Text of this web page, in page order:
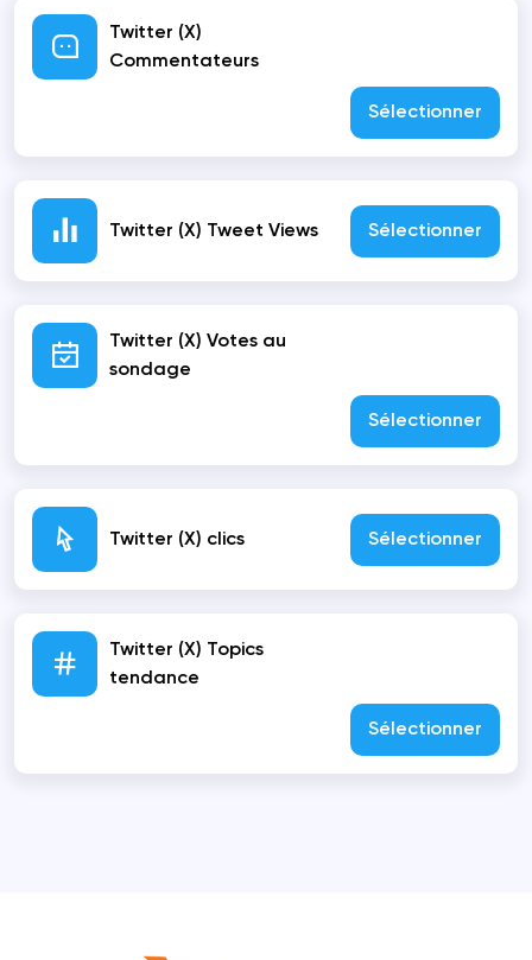
Twitter (X)
Commentateurs
Sélectionner
Twitter (X) Tweet Views Sélectionner
Twitter (X) Votes au
sondage
Sélectionner
Twitter (X) clics Sélectionner
Twitter (X) Topics
tendance
Sélectionner